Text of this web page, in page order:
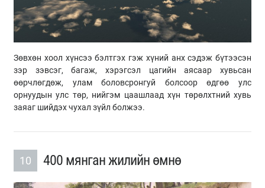
Зөвхөн хоол хүнсээ бэлтгэх гэж хүний анх сэдэж бүтээсэн
зэр зэвсэг, багаж, хэрэгсэл цагийн аясаар хувьсан
өөрчлөгдөж, улам боловсронгуй болсоор өдгөө улс
орнуудын улс төр, нийгэм цаашлаад хүн төрөлхтний хувь
заяаг шийдэх чухал зүйл болжээ.
10 400 мянган жилийн өмнө